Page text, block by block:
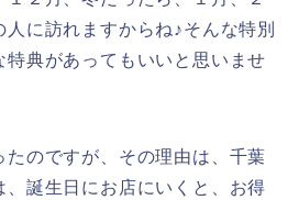
人に訪れますからね♪そんな特別
特典があってもいいと思いませ
たのですが、その理由は、千葉
誕生日にお店にいくと、お得